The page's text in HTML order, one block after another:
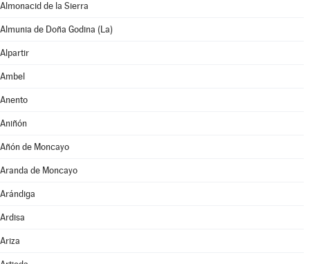
Almonacid de la Sierra
Almunia de Doña Godina (La)
Alpartir
Ambel
Anento
Aniñón
Añón de Moncayo
Aranda de Moncayo
Arándiga
Ardisa
Ariza